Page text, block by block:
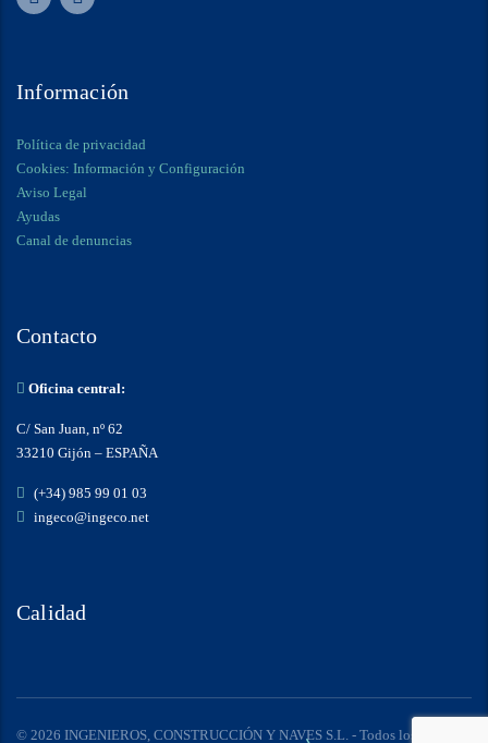
Información
Política de privacidad
Cookies: Información y Configuración
Aviso Legal
Ayudas
Canal de denuncias
Contacto
Oficina central:
C/ San Juan, nº 62
33210 Gijón – ESPAÑA
(+34) 985 99 01 03
ingeco@ingeco.net
Calidad
© 2026 INGENIEROS, CONSTRUCCIÓN Y NAVES S.L. - Todos los derechos